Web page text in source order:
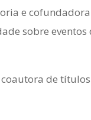
e
sobre
de